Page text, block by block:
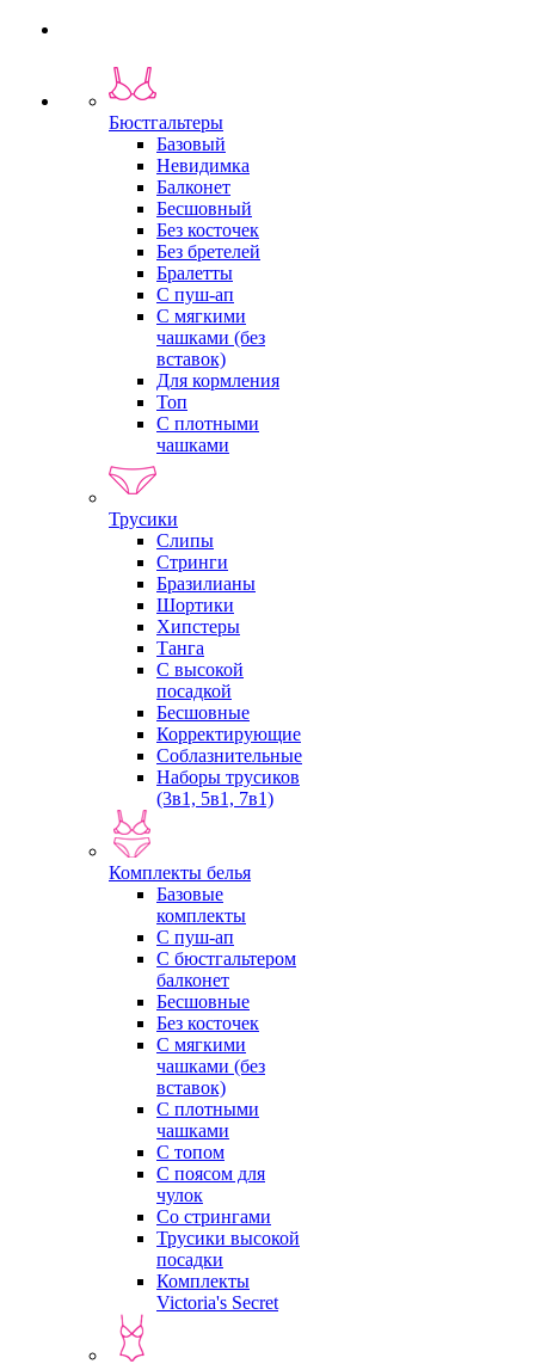
Бюстгальтеры
Базовый
Невидимка
Балконет
Бесшовный
Без косточек
Без бретелей
Бралетты
С пуш-ап
С мягкими
чашками (без
вставок)
Для кормления
Топ
С плотными
чашками
Трусики
Слипы
Стринги
Бразилианы
Шортики
Хипстеры
Танга
С высокой
посадкой
Бесшовные
Корректирующие
Соблазнительные
Наборы трусиков
(3в1, 5в1, 7в1)
Комплекты белья
Базовые
комплекты
С пуш-ап
С бюстгальтером
балконет
Бесшовные
Без косточек
С мягкими
чашками (без
вставок)
С плотными
чашками
С топом
С поясом для
чулок
Со стрингами
Трусики высокой
посадки
Комплекты
Victoria's Secret